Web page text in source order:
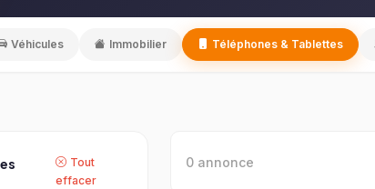
Véhicules Immobilier Téléphones & Tablettes
Tout
effacer
0 annonce